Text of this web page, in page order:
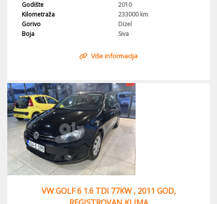
Godište
2010
Kilometraža
233000 km
Gorivo
Dizel
Boja
Siva
Više informacija
VW GOLF 6 1.6 TDI 77KW , 2011 GOD,